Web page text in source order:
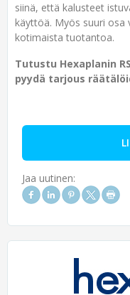
siinä, että kalusteet
käyttöä. Myös suuri
kotimaista tuotantoa.
Tutustu Hexaplanin
pyydä tarjous
Jaa uutinen: